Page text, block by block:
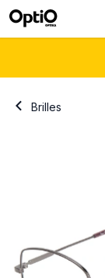
Brilles